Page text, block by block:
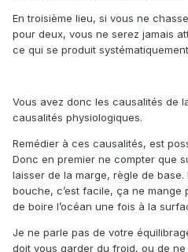
En troisième lieu, si vous ne
pour deux, vous ne serez jamais
ce qui se produit
Vous avez donc les causalités de
causalités physiologiques.
Remédier à ces causalités, est
Donc en premier ne compter que
laisser de la marge, règle de
bouche, c’est facile, ça ne mange
de boire l’océan une fois à la
Je ne parle pas de votre
doit vous garder du froid, ou de